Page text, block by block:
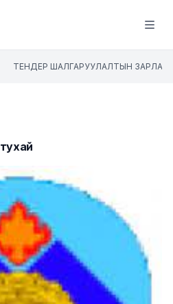
Open
ТЕНДЕР ШАЛГАРУУЛАЛТЫН ЗАРЛАЛ